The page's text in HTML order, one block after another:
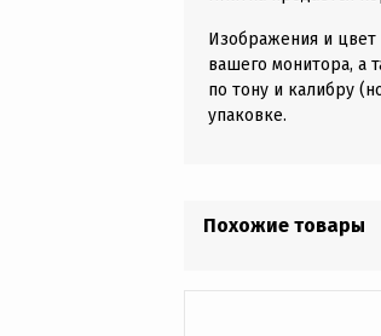
Изображения и цвет
вашего монитора, а
по тону и калибру
упаковке.
Похожие товары